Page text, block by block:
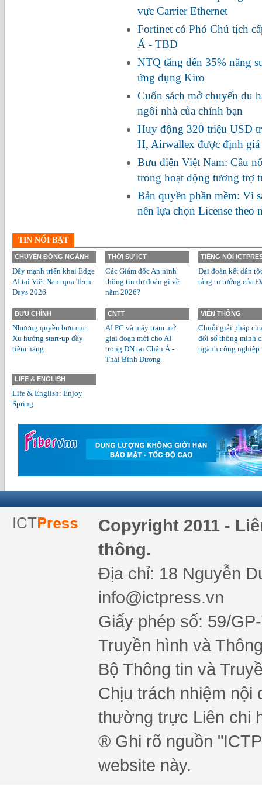
vực Carrier Ethernet
Fortinet có Phó Chủ tịch
Á - TBD
NTQ tăng đến 35% năng
ứng dụng Kiro
Cuốn sách mở chuyến du
ngôi nhà của chính bạn
Huy động 320 triệu USD
H, Airwallex được định
Bưu điện Việt Nam: Cầu
trong hoạt động tương trợ
Bản quyền phần mềm: Vì
nên lựa chọn License theo
TIN NỔI BẬT
CHUYỂN ĐỘNG NGÀNH
Đẩy mạnh triển khai Edge
AI tại Việt Nam qua Tech
Days 2026
THỜI SỰ ICT
Các Giám đốc An ninh
thông tin dự đoán gì về
năm 2026?
TIẾNG NÓI
Đại đoàn kết dân
tảng tư tưởng của
BƯU CHÍNH
Nhượng quyền bưu cục:
Xu hướng start-up đầy
tiềm năng
CNTT
AI PC và máy trạm mở
giai đoạn mới cho AI
trong DN tại Châu Á -
Thái Bình Dương
VIỄN THÔNG
Chuỗi giải pháp
đổi số thông minh
ngành công nghiệp
LIFE & ENGLISH
Life & English: Enjoy
Spring
Copyright 2011 -
thông.
Địa chỉ: 18 Nguyễn
info@ictpress.vn
Giấy phép số: 59/
Truyền hình và
Bộ Thông tin và
Chịu trách nhiệm nội
thường trực Liên chi
® Ghi rõ nguồn
website này.